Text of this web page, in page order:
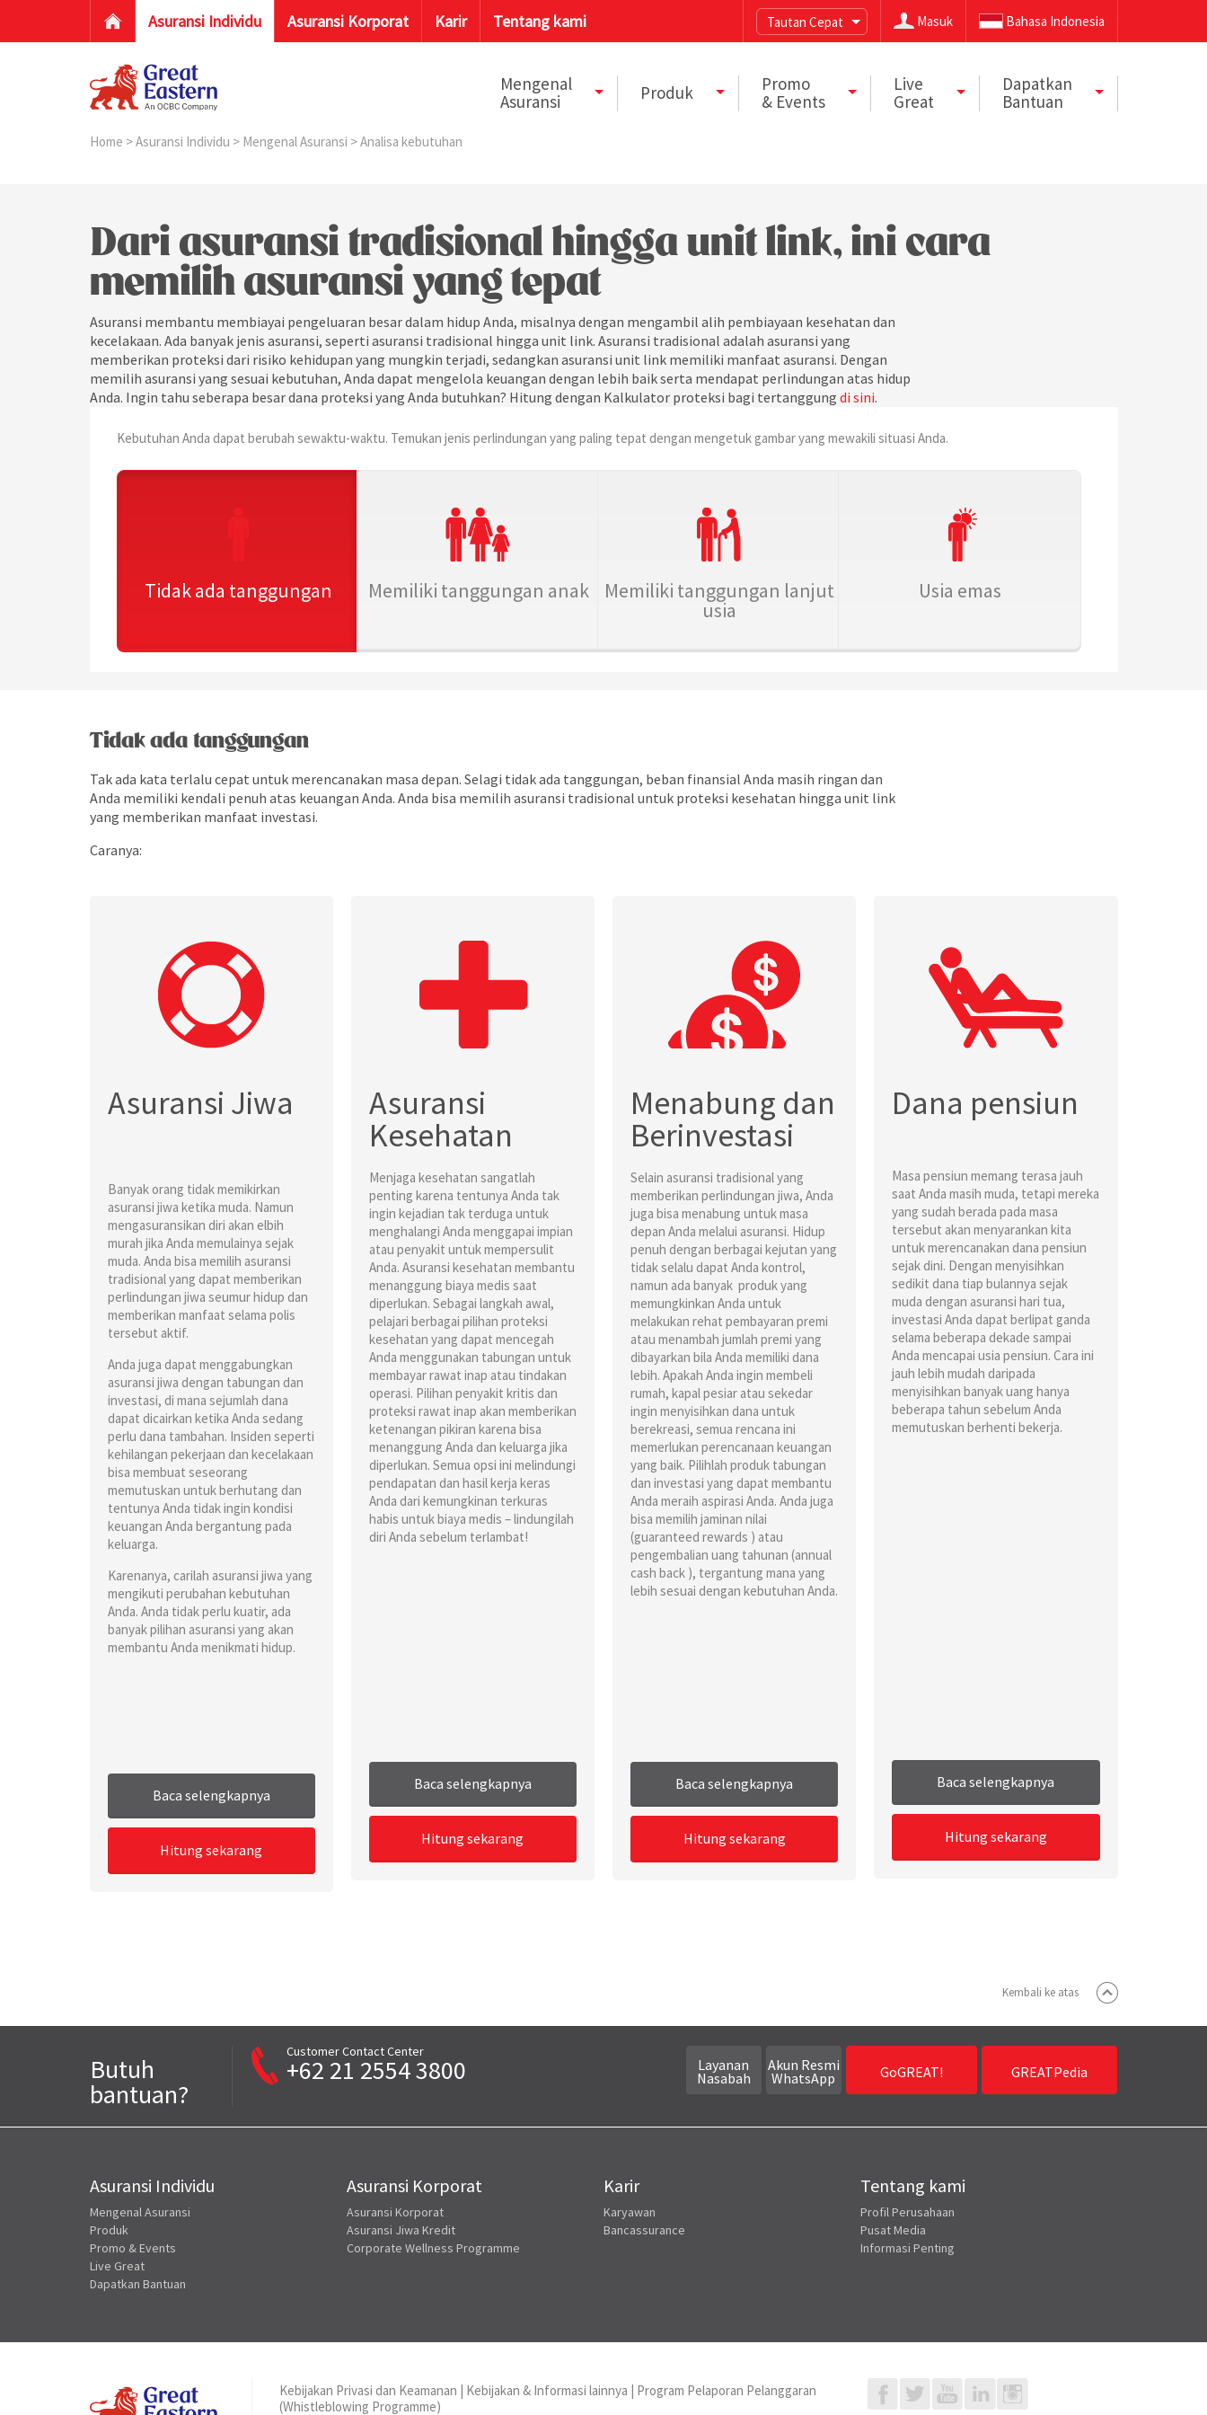
Asuransi Individu Asuransi Korporat Karir Tentang kami Tautan Cepat Masuk Bahasa Indonesia
Mengenal
Asuransi
Produk
Promo
& Events
Live
Great
Dapatkan
Bantuan
Home >Asuransi Individu > Mengenal Asuransi > Analisa kebutuhan
Dari asuransi tradisional hingga unit link, ini cara
memilih asuransi yang tepat
Asuransi membantu membiayai pengeluaran besar dalam hidup Anda, misalnya dengan mengambil alih pembiayaan kesehatan dan
kecelakaan. Ada banyak jenis asuransi, seperti asuransi tradisional hingga unit link. Asuransi tradisional adalah asuransi yang
memberikan proteksi dari risiko kehidupan yang mungkin terjadi, sedangkan asuransi unit link memiliki manfaat asuransi. Dengan
memilih asuransi yang sesuai kebutuhan, Anda dapat mengelola keuangan dengan lebih baik serta mendapat perlindungan atas hidup
Anda. Ingin tahu seberapa besar dana proteksi yang Anda butuhkan? Hitung dengan Kalkulator proteksi bagi tertanggung di sini.
Kebutuhan Anda dapat berubah sewaktu-waktu. Temukan jenis perlindungan yang paling tepat dengan mengetuk gambar yang mewakili situasi Anda.
Tidak ada tanggungan Memiliki tanggungan anak Memiliki tanggungan lanjut
usia
Usia emas
Tidak ada tanggungan
Tak ada kata terlalu cepat untuk merencanakan masa depan. Selagi tidak ada tanggungan, beban finansial Anda masih ringan dan
Anda memiliki kendali penuh atas keuangan Anda. Anda bisa memilih asuransi tradisional untuk proteksi kesehatan hingga unit link
yang memberikan manfaat investasi.
Caranya:
Asuransi Jiwa
Banyak orang tidak memikirkan
asuransi jiwa ketika muda. Namun
mengasuransikan diri akan elbih
murah jika Anda memulainya sejak
muda. Anda bisa memilih asuransi
tradisional yang dapat memberikan
perlindungan jiwa seumur hidup dan
memberikan manfaat selama polis
tersebut aktif.
Anda juga dapat menggabungkan
asuransi jiwa dengan tabungan dan
investasi, di mana sejumlah dana
dapat dicairkan ketika Anda sedang
perlu dana tambahan. Insiden seperti
kehilangan pekerjaan dan kecelakaan
bisa membuat seseorang
memutuskan untuk berhutang dan
tentunya Anda tidak ingin kondisi
keuangan Anda bergantung pada
keluarga.
Karenanya, carilah asuransi jiwa yang
mengikuti perubahan kebutuhan
Anda. Anda tidak perlu kuatir, ada
banyak pilihan asuransi yang akan
membantu Anda menikmati hidup.
Baca selengkapnya
Hitung sekarang
Asuransi
Kesehatan
Menjaga kesehatan sangatlah
penting karena tentunya Anda tak
ingin kejadian tak terduga untuk
menghalangi Anda menggapai impian
atau penyakit untuk mempersulit
Anda. Asuransi kesehatan membantu
menanggung biaya medis saat
diperlukan. Sebagai langkah awal,
pelajari berbagai pilihan proteksi
kesehatan yang dapat mencegah
Anda menggunakan tabungan untuk
membayar rawat inap atau tindakan
operasi. Pilihan penyakit kritis dan
proteksi rawat inap akan memberikan
ketenangan pikiran karena bisa
menanggung Anda dan keluarga jika
diperlukan. Semua opsi ini melindungi
pendapatan dan hasil kerja keras
Anda dari kemungkinan terkuras
habis untuk biaya medis – lindungilah
diri Anda sebelum terlambat!
Baca selengkapnya
Hitung sekarang
Menabung dan
Berinvestasi
Selain asuransi tradisional yang
memberikan perlindungan jiwa, Anda
juga bisa menabung untuk masa
depan Anda melalui asuransi. Hidup
penuh dengan berbagai kejutan yang
tidak selalu dapat Anda kontrol,
namun ada banyak produk yang
memungkinkan Anda untuk
melakukan rehat pembayaran premi
atau menambah jumlah premi yang
dibayarkan bila Anda memiliki dana
lebih. Apakah Anda ingin membeli
rumah, kapal pesiar atau sekedar
ingin menyisihkan dana untuk
berekreasi, semua rencana ini
memerlukan perencanaan keuangan
yang baik. Pilihlah produk tabungan
dan investasi yang dapat membantu
Anda meraih aspirasi Anda. Anda juga
bisa memilih jaminan nilai
(guaranteed rewards ) atau
pengembalian uang tahunan (annual
cash back ), tergantung mana yang
lebih sesuai dengan kebutuhan Anda.
Baca selengkapnya
Hitung sekarang
Dana pensiun
Masa pensiun memang terasa jauh
saat Anda masih muda, tetapi mereka
yang sudah berada pada masa
tersebut akan menyarankan kita
untuk merencanakan dana pensiun
sejak dini. Dengan menyisihkan
sedikit dana tiap bulannya sejak
muda dengan asuransi hari tua,
investasi Anda dapat berlipat ganda
selama beberapa dekade sampai
Anda mencapai usia pensiun. Cara ini
jauh lebih mudah daripada
menyisihkan banyak uang hanya
beberapa tahun sebelum Anda
memutuskan berhenti bekerja.
Baca selengkapnya
Hitung sekarang
Kembali ke atas
Butuh
bantuan?
Customer Contact Center
+62 21 2554 3800 Layanan
Nasabah
Akun Resmi
WhatsApp GoGREAT! GREATPedia
Asuransi Individu
Mengenal Asuransi
Produk
Promo & Events
Live Great
Dapatkan Bantuan
Asuransi Korporat
Asuransi Korporat
Asuransi Jiwa Kredit
Corporate Wellness Programme
Karir
Karyawan
Bancassurance
Tentang kami
Profil Perusahaan
Pusat Media
Informasi Penting
Kebijakan Privasi dan Keamanan | Kebijakan & Informasi lainnya | Program Pelaporan Pelanggaran
(Whistleblowing Programme)